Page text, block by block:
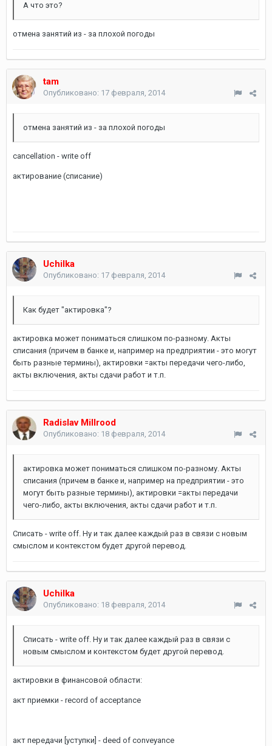
А что это?
отмена занятий из - за плохой погоды
tam
Опубликовано: 17 февраля, 2014
отмена занятий из - за плохой погоды
cancellation - write off
актирование (списание)
Uchilka
Опубликовано: 17 февраля, 2014
Как будет "актировка"?
актировка может пониматься слишком по-разному. Акты
списания (причем в банке и, например на предприятии - это могут
быть разные термины), актировки =акты передачи чего-либо,
акты включения, акты сдачи работ и т.п.
Radislav Millrood
Опубликовано: 18 февраля, 2014
актировка может пониматься слишком по-разному. Акты
списания (причем в банке и, например на предприятии - это
могут быть разные термины), актировки =акты передачи
чего-либо, акты включения, акты сдачи работ и т.п.
Списать - write off. Ну и так далее каждый раз в связи с новым
смыслом и контекстом будет другой перевод.
Uchilka
Опубликовано: 18 февраля, 2014
Списать - write off. Ну и так далее каждый раз в связи с
новым смыслом и контекстом будет другой перевод.
актировки в финансовой области:
акт приемки - record of acceptance
акт передачи [уступки] - deed of conveyance